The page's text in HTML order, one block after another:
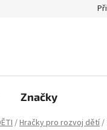
Značky
/Hračky pro rozvoj dětí/